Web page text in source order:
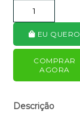
EU QUERO
COMPRAR
AGORA
Descrição